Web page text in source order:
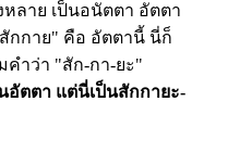
หลาย เป็นอนัตตา อัตตา
กกาย" คือ อัตตานี้ นี่ก็
คำว่า "สัก-กา-ยะ"
อัตตา แต่นี่เป็นสักกายะ-